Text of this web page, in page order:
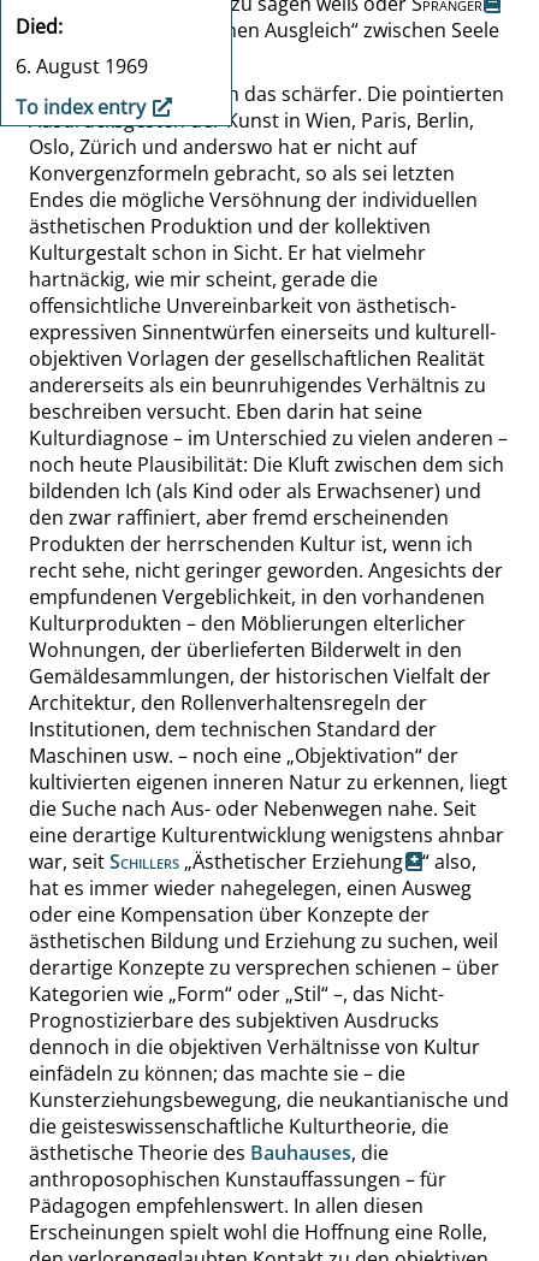
Died
6. August 1969
To index entry
über den
vollkommenen Ausgleich“zwischen Seele
und Sache.
[100:4]
Georg Simmel
sah das schärfer. Die pointierten
Ausdrucksgesten der Kunst in Wien, Paris, Berlin,
Oslo, Zürich und anderswo hat er nicht auf
Konvergenzformeln gebracht, so als sei letzten
Endes die mögliche Versöhnung der individuellen
ästhetischen Produktion und der kollektiven
Kulturgestalt schon in Sicht. Er hat vielmehr
hartnäckig, wie mir scheint, gerade die
offensichtliche Unvereinbarkeit von ästhetisch-
expressiven Sinnentwürfen einerseits und kulturell-
objektiven Vorlagen der gesellschaftlichen Realität
andererseits als ein beunruhigendes Verhältnis zu
beschreiben versucht. Eben darin hat seine
Kulturdiagnose – im Unterschied zu vielen anderen –
noch heute Plausibilität: Die Kluft zwischen dem sich
bildenden Ich (als Kind oder als Erwachsener) und
den zwar raffiniert, aber fremd erscheinenden
Produkten der herrschenden Kultur ist, wenn ich
recht sehe, nicht geringer geworden. Angesichts der
empfundenen Vergeblichkeit, in den vorhandenen
Kulturprodukten – den Möblierungen elterlicher
Wohnungen, der überlieferten Bilderwelt in den
Gemäldesammlungen, der historischen Vielfalt der
Architektur, den Rollenverhaltensregeln der
Institutionen, dem technischen Standard der
Maschinen usw. – noch eine „Objektivation“der
kultivierten eigenen inneren Natur zu erkennen, liegt
die Suche nach Aus- oder Nebenwegen nahe. Seit
eine derartige Kulturentwicklung wenigstens ahnbar
war, seitSchillers „Ästhetischer Erziehung “also,
hat es immer wieder nahegelegen, einen Ausweg
oder eine Kompensation über Konzepte der
ästhetischen Bildung und Erziehung zu suchen, weil
derartige Konzepte zu versprechen schienen – über
Kategorien wie „Form“ oder „Stil“–, das Nicht-
Prognostizierbare des subjektiven Ausdrucks
dennoch in die objektiven Verhältnisse von Kultur
einfädeln zu können; das machte sie – die
Kunsterziehungsbewegung, die neukantianische und
die geisteswissenschaftliche Kulturtheorie, die
ästhetische Theorie des Bauhauses, die
anthroposophischen Kunstauffassungen – für
Pädagogen empfehlenswert. In allen diesen
Erscheinungen spieltwohl die Hoffnung eine Rolle,